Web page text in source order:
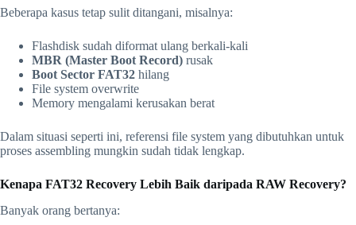
Beberapa kasus tetap sulit ditangani, misalnya:
Flashdisk sudah diformat ulang berkali-kali
MBR (Master Boot Record) rusak
Boot Sector FAT32 hilang
File system overwrite
Memory mengalami kerusakan berat
Dalam situasi seperti ini, referensi file system yang dibutuhkan untuk
proses assembling mungkin sudah tidak lengkap.
Kenapa FAT32 Recovery Lebih Baik daripada RAW Recovery?
Banyak orang bertanya: